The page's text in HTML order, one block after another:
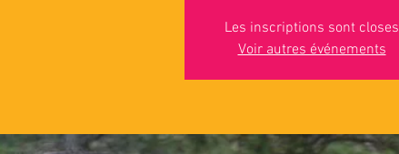
Les inscriptions sont closes
Voir autres événements